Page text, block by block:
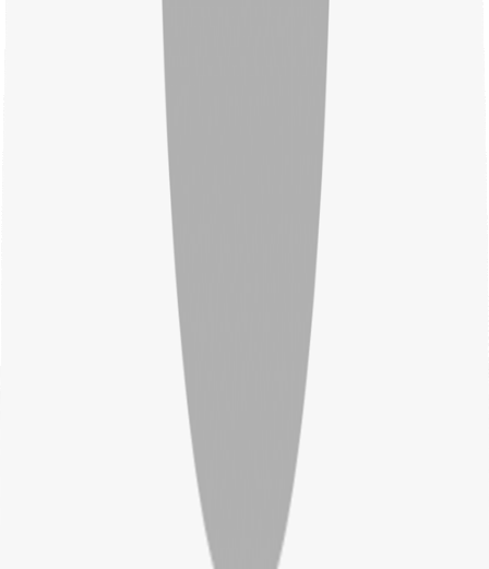
+36 33 506 690 / 108-as mellék
+36 33 506 690 / 104-es mellék